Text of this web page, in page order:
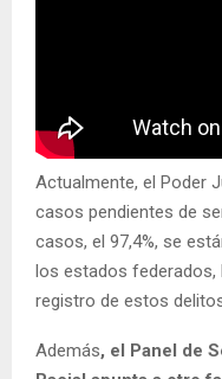
Actualmente, el Poder
casos pendientes de
casos, el 97,4%, se
los estados federados,
registro de estos
Además, el Panel de